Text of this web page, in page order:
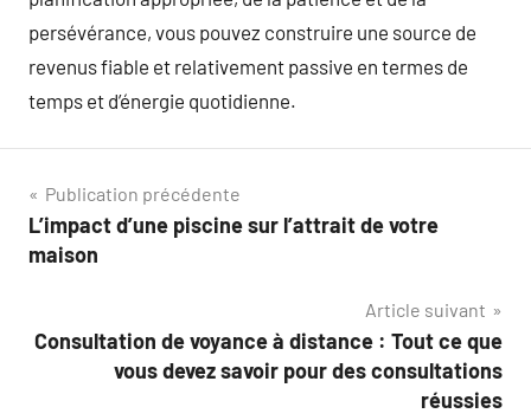
persévérance, vous pouvez construire une source de
revenus fiable et relativement passive en termes de
temps et d’énergie quotidienne.
Navigation
de
Publication précédente
L’impact d’une piscine sur l’attrait de votre
maison
Article suivant
Consultation de voyance à distance : Tout ce que
vous devez savoir pour des consultations
réussies